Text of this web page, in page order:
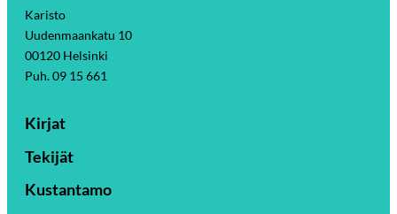
Karisto
Uudenmaankatu 10
00120 Helsinki
Puh. 09 15 661
Kirjat
Tekijät
Kustantamo